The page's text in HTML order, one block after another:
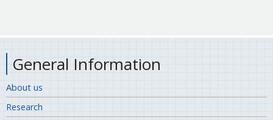
General Information
About us
Research